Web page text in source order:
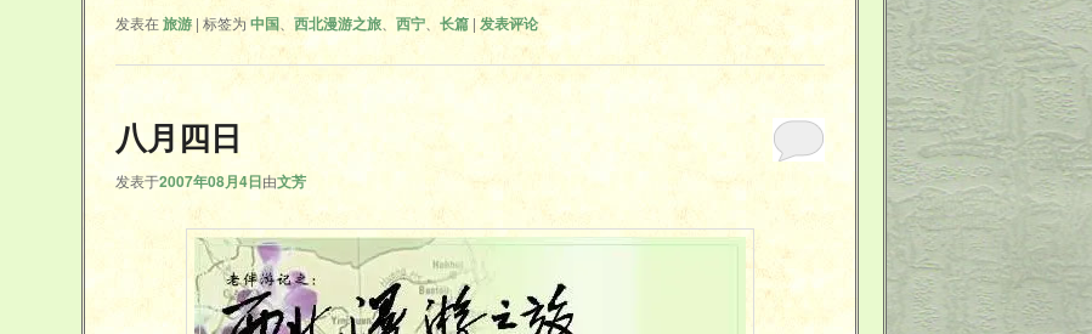
发表在旅游 | 标签为 中国 西北漫游之旅 西宁 长篇 | 发表评论
八月四日
发表于2007年08月4日由文芳